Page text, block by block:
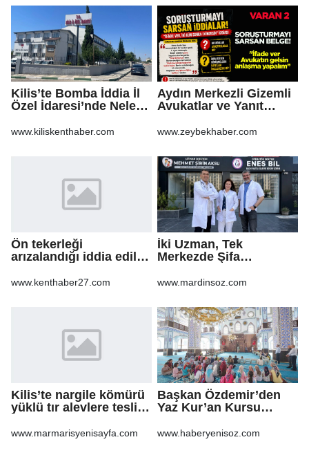
Kilis’te Bomba İddia İl
Özel İdaresi’nde Neler
www.kiliskenthaber.com
Aydın Merkezli Gizemli
Avukatlar ve Yanıt
www.zeybekhaber.com
Ön tekerleği
arızalandığı iddia edilen
çarptı: 1 yaralı
www.kenthaber27.com
İki Uzman, Tek
Merkezde Şifa
www.mardinsoz.com
Kilis’te nargile kömürü
yüklü tır alevlere teslim
www.marmarisyenisayfa.com
Başkan Özdemir’den
Yaz Kur’an Kursu
www.haberyenisoz.com